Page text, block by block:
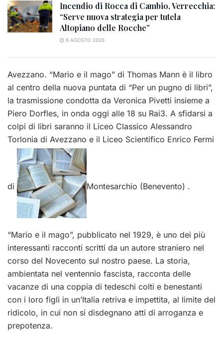
Incendio di Rocca di Cambio, Verrecchia:
“Serve nuova strategia per tutela
Altopiano delle Rocche”
8 AGOSTO 2026
Avezzano. “Mario e il mago” di Thomas Mann è il libro
al centro della nuova puntata di “Per un pugno di libri”,
la trasmissione condotta da Veronica Pivetti insieme a
Piero Dorfles, in onda oggi alle 18 su Rai3. A sfidarsi a
colpi di libri saranno il Liceo Classico Alessandro
Torlonia di Avezzano e il Liceo Scientifico Enrico Fermi
di Montesarchio (Benevento) .
“Mario e il mago”, pubblicato nel 1929, è uno dei più
interessanti racconti scritti da un autore straniero nel
corso del Novecento sul nostro paese. La storia,
ambientata nel ventennio fascista, racconta delle
vacanze di una coppia di tedeschi colti e benestanti
con i loro figli in un’Italia retriva e impettita, al limite del
ridicolo, in cui non si disdegnano atti di arroganza e
prepotenza.